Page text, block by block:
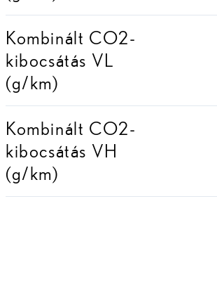
Kombinált CO2-
kibocsátás VL
(g/km)
Kombinált CO2-
kibocsátás VH
(g/km)